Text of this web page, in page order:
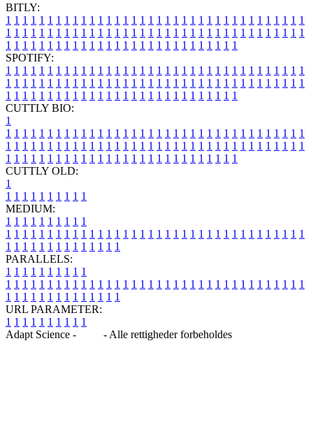
BITLY:
1 1 1 1 1 1 1 1 1 1 1 1 1 1 1 1 1 1 1 1 1 1 1 1 1 1 1 1 1 1 1 1 1 1 1 1
1 1 1 1 1 1 1 1 1 1 1 1 1 1 1 1 1 1 1 1 1 1 1 1 1 1 1 1 1 1 1 1 1 1 1 1
1 1 1 1 1 1 1 1 1 1 1 1 1 1 1 1 1 1 1 1 1 1 1 1 1 1 1 1
SPOTIFY:
1 1 1 1 1 1 1 1 1 1 1 1 1 1 1 1 1 1 1 1 1 1 1 1 1 1 1 1 1 1 1 1 1 1 1 1
1 1 1 1 1 1 1 1 1 1 1 1 1 1 1 1 1 1 1 1 1 1 1 1 1 1 1 1 1 1 1 1 1 1 1 1
1 1 1 1 1 1 1 1 1 1 1 1 1 1 1 1 1 1 1 1 1 1 1 1 1 1 1 1
CUTTLY BIO:
1
1 1 1 1 1 1 1 1 1 1 1 1 1 1 1 1 1 1 1 1 1 1 1 1 1 1 1 1 1 1 1 1 1 1 1 1
1 1 1 1 1 1 1 1 1 1 1 1 1 1 1 1 1 1 1 1 1 1 1 1 1 1 1 1 1 1 1 1 1 1 1 1
1 1 1 1 1 1 1 1 1 1 1 1 1 1 1 1 1 1 1 1 1 1 1 1 1 1 1 1
CUTTLY OLD:
1
1 1 1 1 1 1 1 1 1 1
MEDIUM:
1 1 1 1 1 1 1 1 1 1
1 1 1 1 1 1 1 1 1 1 1 1 1 1 1 1 1 1 1 1 1 1 1 1 1 1 1 1 1 1 1 1 1 1 1 1
1 1 1 1 1 1 1 1 1 1 1 1 1 1
PARALLELS:
1 1 1 1 1 1 1 1 1 1
1 1 1 1 1 1 1 1 1 1 1 1 1 1 1 1 1 1 1 1 1 1 1 1 1 1 1 1 1 1 1 1 1 1 1 1
1 1 1 1 1 1 1 1 1 1 1 1 1 1
URL PARAMETER:
1 1 1 1 1 1 1 1 1 1
Adapt Science -
- Alle rettigheder forbeholdes